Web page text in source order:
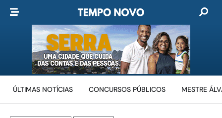
ÚLTIMAS NOTÍCIAS CONCURSOS PÚBLICOS MESTRE